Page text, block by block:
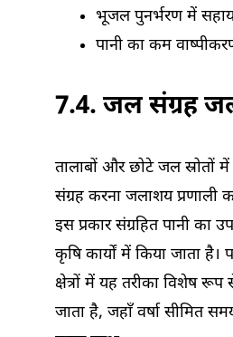
भूजल पुनर्भरण में
पानी का कम
7.4. जल संग्रह
तालाबों और छोटे जल स्रोतों में
संग्रह करना जलाशय प्रणाली
इस प्रकार संग्रहित पानी का
कृषि कार्यों में किया जाता है।
क्षेत्रों में यह तरीका विशेष रूप
जाता है, जहाँ वर्षा सीमित